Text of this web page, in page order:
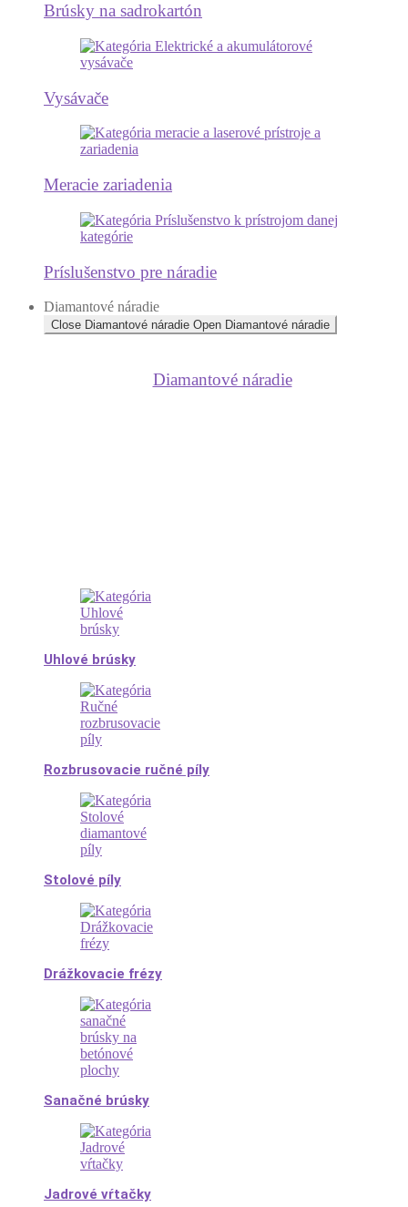
Brúsky na sadrokartón
Vysávače
Meracie zariadenia
Príslušenstvo pre náradie
Diamantové náradie
Close Diamantové náradie Open Diamantové náradie
Diamantové náradie
Uhlové brúsky
Rozbrusovacie ručné píly
Stolové píly
Drážkovacie frézy
Sanačné brúsky
Jadrové vŕtačky